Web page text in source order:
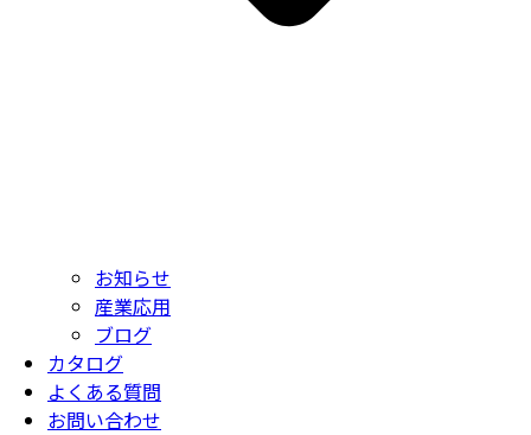
お知らせ
産業応用
ブログ
カタログ
よくある質問
お問い合わせ